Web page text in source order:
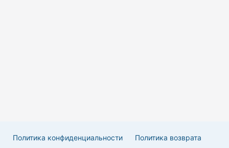
Политика конфиденциальности Политика возврата